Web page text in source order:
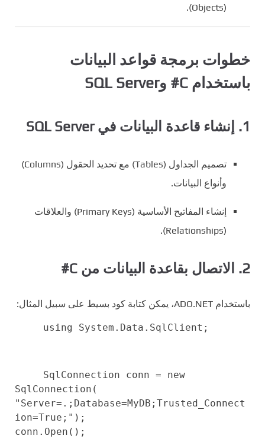
(Objects).
خطوات برمجة قواعد البيانات
باستخدام C# وSQL Server
1. إنشاء قاعدة البيانات في SQL Server
تصميم الجداول (Tables) مع تحديد الحقول (Columns)
وأنواع البيانات.
إنشاء المفاتيح الأساسية (Primary Keys) والعلاقات
(Relationships).
2. الاتصال بقاعدة البيانات من C#
باستخدام ADO.NET، يمكن كتابة كود بسيط على سبيل المثال:
using System.Data.SqlClient;
SqlConnection conn = new
SqlConnection(
"Server=.;Database=MyDB;Trusted_Connect
ion=True;" );
conn.Open();